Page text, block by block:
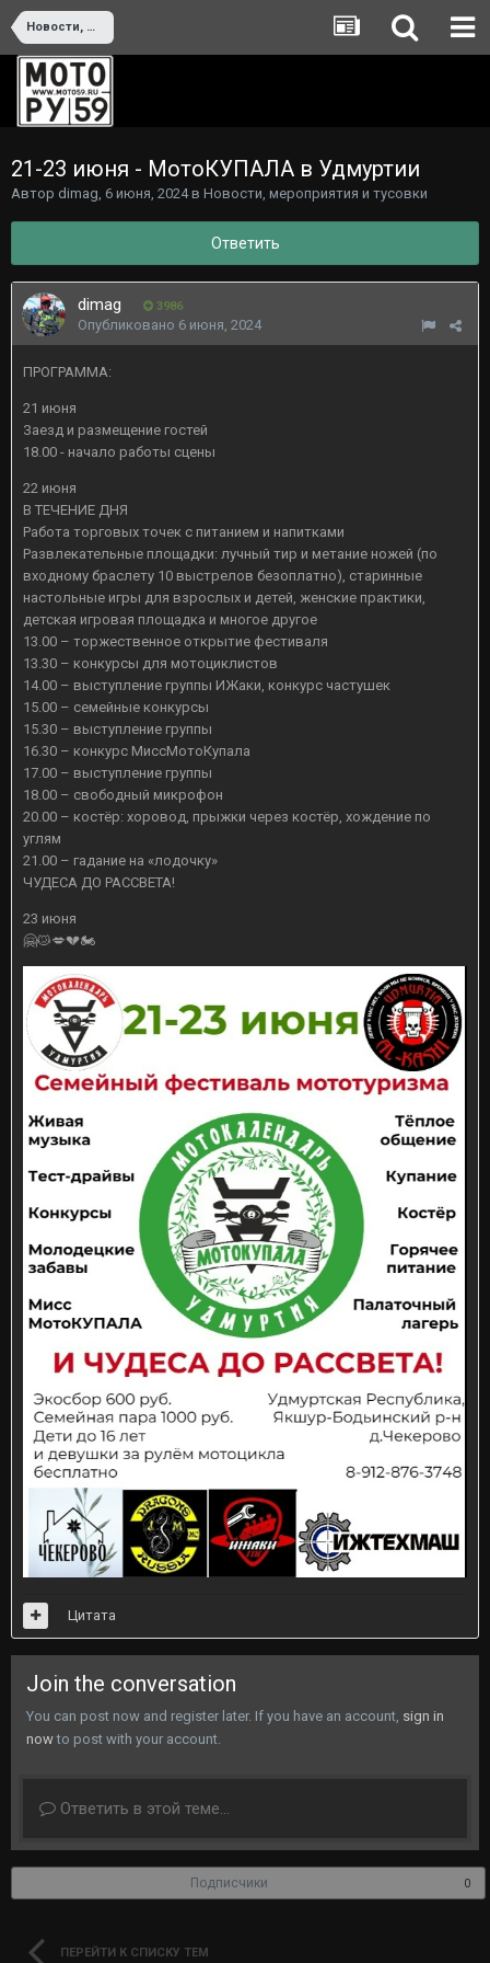
Новости, мероприятия и тусовки
21-23 июня - МотоКУПАЛА в Удмуртии
Автор dimag, 6 июня, 2024в Новости, мероприятия и тусовки
Ответить
dimag 3986
Опубликовано 6 июня, 2024
ПРОГРАММА:
21 июня
Заезд и размещение гостей
18.00 - начало работы сцены
22 июня
В ТЕЧЕНИЕ ДНЯ
Работа торговых точек с питанием и напитками
Развлекательные площадки: лучный тир и метание ножей (по
входному браслету 10 выстрелов безоплатно), старинные
настольные игры для взрослых и детей, женские практики,
детская игровая площадка и многое другое
13.00 – торжественное открытие фестиваля
13.30 – конкурсы для мотоциклистов
14.00 – выступление группы ИЖаки, конкурс частушек
15.00 – семейные конкурсы
15.30 – выступление группы
16.30 – конкурс МиссМотоКупала
17.00 – выступление группы
18.00 – свободный микрофон
20.00 – костёр: хоровод, прыжки через костёр, хождение по
углям
21.00 – гадание на «лодочку»
ЧУДЕСА ДО РАССВЕТА!
23 июня
🤗😿💋💔🏍
Цитата
Join the conversation
You can post now and register later. If you have an account, sign in
nowto post with your account.
Ответить в этой теме...
Подписчики 0
ПЕРЕЙТИ К СПИСКУ ТЕМ